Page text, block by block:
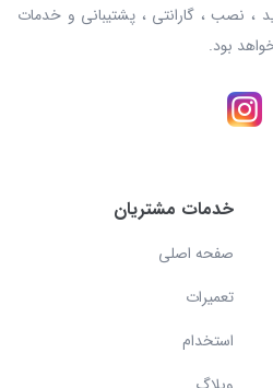
، نصب ، گارانتی ، پشتیبانی و خدمات
بود.
خدمات مشتریان
صفحه اصلی
تعمیرات
استخدام